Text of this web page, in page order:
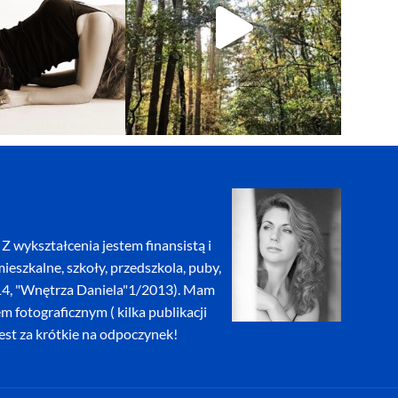
wykształcenia jestem finansistą i
szkoły, przedszkola, puby,
"Wnętrza Daniela"1/2013). Mam
fotograficznym ( kilka publikacji
za krótkie na odpoczynek!